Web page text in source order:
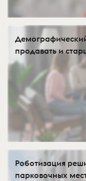
продавать и
Роботизация
парковочных